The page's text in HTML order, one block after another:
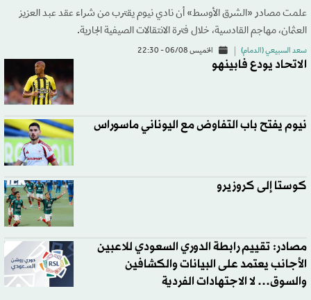
علمت مصادر «الشرق الأوسط» أن نادي نيوم يقترب من شراء عقد عبد العزيز
العثمان، مهاجم القادسية، خلال فترة الانتقالات الصيفية الجارية.
سعد السبيعي (الدمام) الخميس 06/08 - 22:30
الاتحاد يودع فابينهو
نيوم يفتح باب التفاوض مع اليوناني ماسوراس
كوستا إلى كروزيرو
مصادر: تقييم رابطة الدوري السعودي للاعبين
الأجانب يعتمد على البيانات والكشافين
والسوق… لا الاجتهادات الفردية